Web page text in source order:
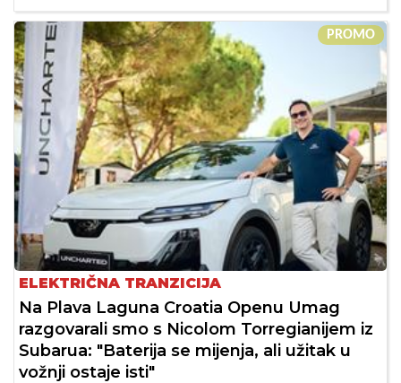
PROMO
ELEKTRIČNA TRANZICIJA
Na Plava Laguna Croatia Openu Umag
razgovarali smo s Nicolom Torregianijem iz
Subarua: "Baterija se mijenja, ali užitak u
vožnji ostaje isti"